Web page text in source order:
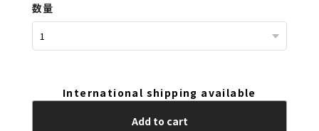
数量
International shipping available
Add to cart